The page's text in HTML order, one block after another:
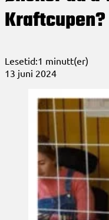
Kraftcupen?
Lesetid:1 minutt(er)
13 juni 2024